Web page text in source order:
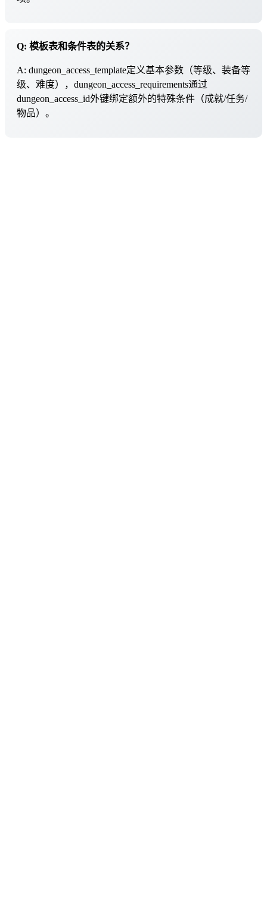
Q: 模板表和条件表的关系？
A: dungeon_access_template定义基本参数（等级、装备等
级、难度），dungeon_access_requirements通过
dungeon_access_id外键绑定额外的特殊条件（成就/任务/
物品）。